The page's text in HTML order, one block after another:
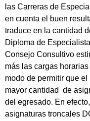
las Carreras de
en cuenta el buen
traduce en la cantidad
Diploma de
Consejo Consultivo
más las cargas
modo de permitir que
mayor cantidad de
del egresado. En
asignaturas troncales